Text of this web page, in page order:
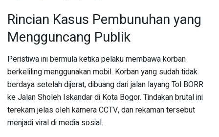
Rincian Kasus Pembunuhan yang
Mengguncang Publik
Peristiwa ini bermula ketika pelaku membawa korban
berkeliling menggunakan mobil. Korban yang sudah tidak
berdaya setelah dijerat, dibuang dari jalan layang Tol BORR
ke Jalan Sholeh Iskandar di Kota Bogor. Tindakan brutal ini
terekam jelas oleh kamera CCTV, dan rekaman tersebut
menjadi viral di media sosial.